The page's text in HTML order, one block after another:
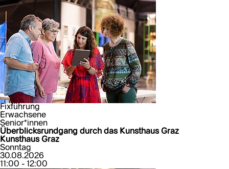
Fixführung
Erwachsene
Senior*innen
Überblicksrundgang durch das Kunsthaus Graz
Kunsthaus Graz
Sonntag
30.08.2026
11:00 - 12:00